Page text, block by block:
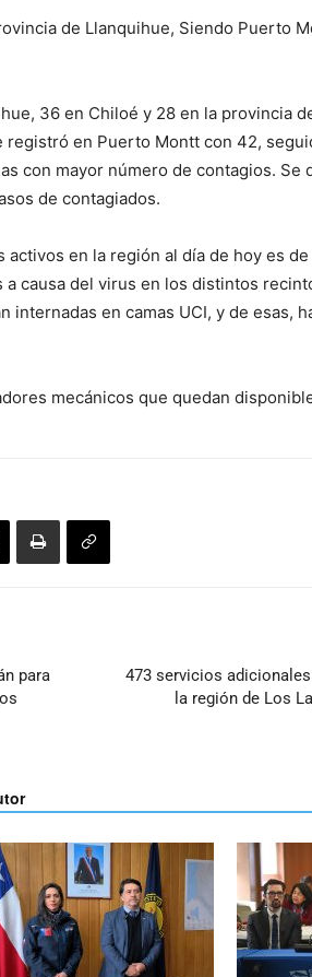
de Llanquihue, Siendo Puerto
36 en Chiloé y 28 en la provincia
registró en Puerto Montt con 42,
con mayor número de contagios. Se
de contagiados.
activos en la región al día de hoy es
causa del virus en los distintos
internadas en camas UCI, y de esas,
mecánicos que quedan
para
473 servicios
la región de Los